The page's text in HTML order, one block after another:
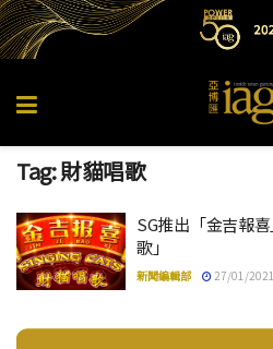
Tag:財貓唱歌
SG推出「金吉報
歌」
新聞編輯部 27/01/2021